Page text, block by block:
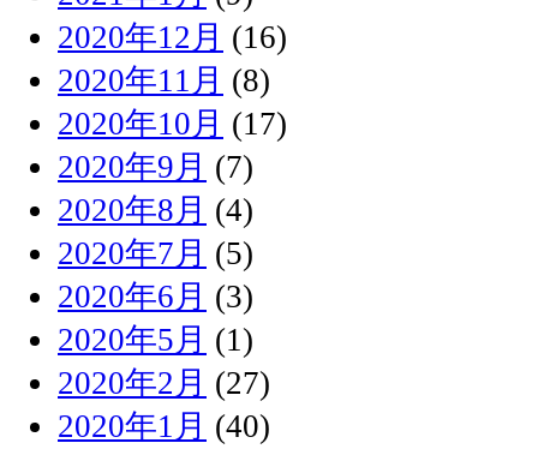
2020年12月 (16)
2020年11月 (8)
2020年10月 (17)
2020年9月 (7)
2020年8月 (4)
2020年7月 (5)
2020年6月 (3)
2020年5月 (1)
2020年2月 (27)
2020年1月 (40)